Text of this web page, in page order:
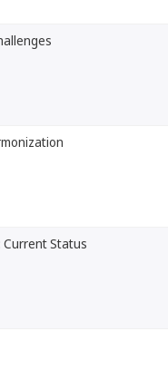
Current Status